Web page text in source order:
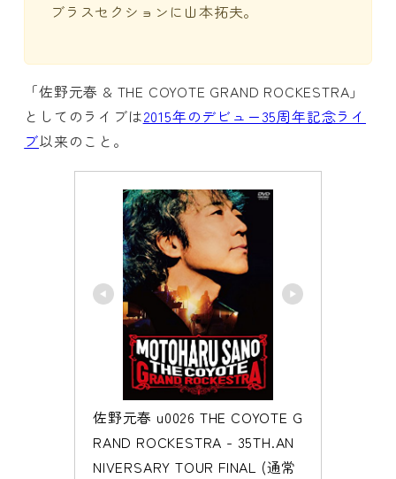
ブラスセクションに山本拓夫。
「佐野元春 & THE COYOTE GRAND ROCKESTRA」
としてのライブは2015年のデビュー35周年記念ライ
ブ以来のこと。
佐野元春 u0026 THE COYOTE G
RAND ROCKESTRA - 35TH.AN
NIVERSARY TOUR FINAL (通常